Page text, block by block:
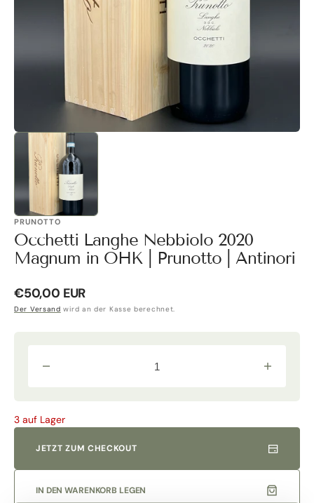
PRUNOTTO
Occhetti Langhe Nebbiolo 2020
Magnum in OHK | Prunotto | Antinori
Normaler
Preis
€50,00 EUR
Der Versand wird an der Kasse berechnet.
Verringere
Langhe
2020
Magnum
|
Prunotto
Erhöhe
2020
Magnum
|
Prunotto
3 auf Lager
JETZT ZUM CHECKOUT
IN DEN WARENKORB LEGEN
Galerieansicht